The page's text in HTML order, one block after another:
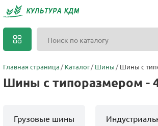
Главная страница Каталог Шины Шины с
Шины с типоразмером -
Грузовые шины